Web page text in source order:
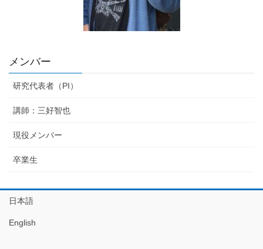
メンバー
研究代表者（PI）
講師：三好智也
現役メンバー
卒業生
日本語
English